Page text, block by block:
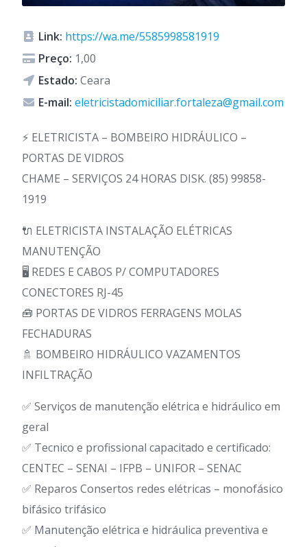
Link: https://wa.me/5585998581919
Preço: 1,00
Estado: Ceara
E-mail: eletricistadomiciliar.fortaleza@gmail.com
⚡ ELETRICISTA – BOMBEIRO HIDRÁULICO –
PORTAS DE VIDROS
CHAME – SERVIÇOS 24 HORAS DISK. (85) 99858-
1919
🔌 ELETRICISTA INSTALAÇÃO ELÉTRICAS
MANUTENÇÃO
🖥️ REDES E CABOS P/ COMPUTADORES
CONECTORES RJ-45
🧰 PORTAS DE VIDROS FERRAGENS MOLAS
FECHADURAS
🚿 BOMBEIRO HIDRÁULICO VAZAMENTOS
INFILTRAÇÃO
✅ Serviços de manutenção elétrica e hidráulico em
geral
✅ Tecnico e profissional capacitado e certificado:
CENTEC – SENAI – IFPB – UNIFOR – SENAC
✅ Reparos Consertos redes elétricas – monofásico
bifásico trifásico
✅ Manutenção elétrica e hidráulica preventiva e